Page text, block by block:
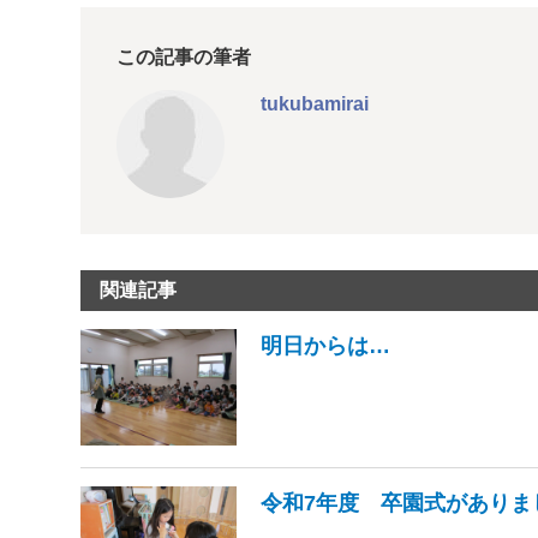
この記事の筆者
tukubamirai
関連記事
明日からは…
令和7年度 卒園式がありま